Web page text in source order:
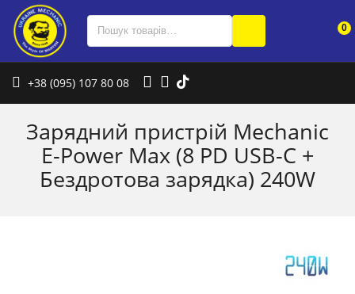
0
+38 (095) 107 80 08
Зарядний пристрій Mechanic
E-Power Max (8 PD USB-C +
Бездротова зарядка) 240W